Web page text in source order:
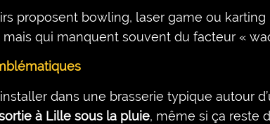
proposent bowling, laser game ou
qui manquent souvent du facteur «
dans une brasserie typique autour
à Lille sous la pluie, même si ça reste